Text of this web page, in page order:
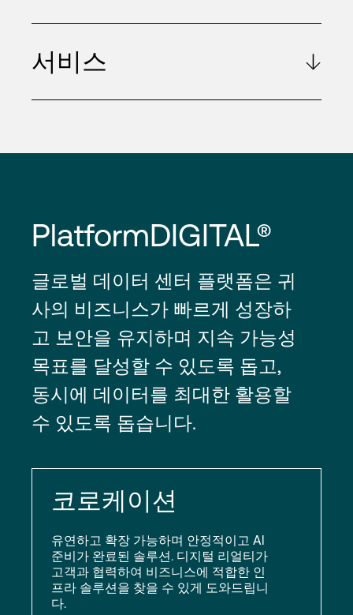
서비스
PlatformDIGITAL®
글로벌 데이터 센터 플랫폼은 귀
사의 비즈니스가 빠르게 성장하
고 보안을 유지하며 지속 가능성
목표를 달성할 수 있도록 돕고,
동시에 데이터를 최대한 활용할
수 있도록 돕습니다.
코로케이션
유연하고 확장 가능하며 안정적이고 AI
준비가 완료된 솔루션. 디지털 리얼티가
고객과 협력하여 비즈니스에 적합한 인
프라 솔루션을 찾을 수 있게 도와드립니
다.